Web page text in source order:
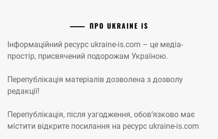
ПРО UKRAINE IS
Інформаційний ресурс ukraine-is.com – це медіа-
простір, присвячений подорожам Україною.
Перепублікація матеріалів дозволена з дозволу
редакції!
Перепублікація, після узгодження, обов’язково має
містити відкрите посилання на ресурс ukraine-is.com